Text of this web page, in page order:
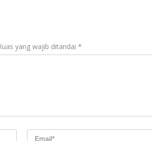
yang wajib ditandai *